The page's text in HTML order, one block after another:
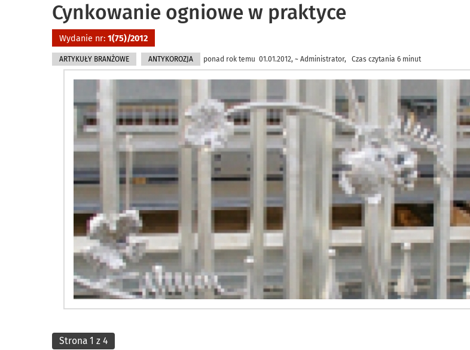
Cynkowanie ogniowe w praktyce
Wydanie nr: 1(75)/2012
ARTYKUŁY BRANŻOWE ANTYKOROZJA ponad rok temu 01.01.2012, ~ Administrator, Czas czytania 6 minut
Strona 1 z 4